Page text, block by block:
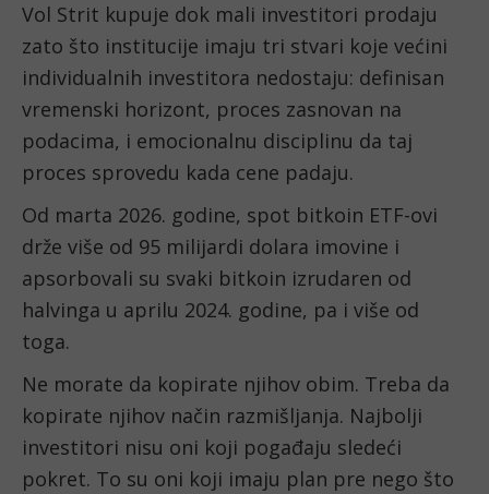
Vol Strit kupuje dok mali investitori prodaju
zato što institucije imaju tri stvari koje većini
individualnih investitora nedostaju: definisan
vremenski horizont, proces zasnovan na
podacima, i emocionalnu disciplinu da taj
proces sprovedu kada cene padaju.
Od marta 2026. godine, spot bitkoin ETF-ovi
drže više od 95 milijardi dolara imovine i
apsorbovali su svaki bitkoin izrudaren od
halvinga u aprilu 2024. godine, pa i više od
toga.
Ne morate da kopirate njihov obim. Treba da
kopirate njihov način razmišljanja. Najbolji
investitori nisu oni koji pogađaju sledeći
pokret. To su oni koji imaju plan pre nego što